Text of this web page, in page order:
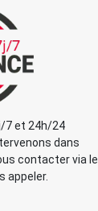
7 et 24h/24
dans
contacter via le
appeler.